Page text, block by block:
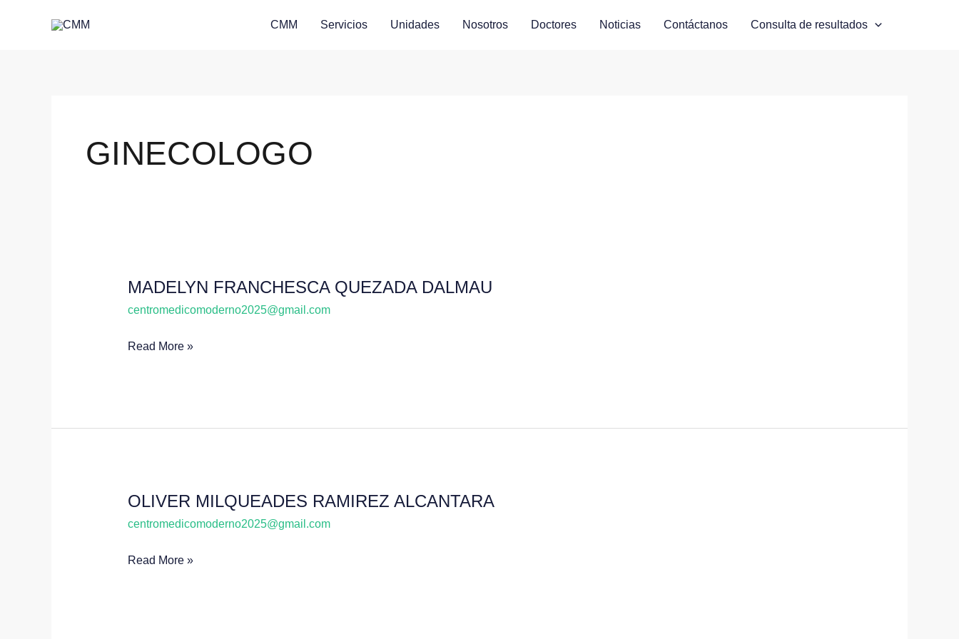
CMM Servicios Unidades Nosotros Doctores Noticias Contáctanos Consulta de resultados
GINECOLOGO
MADELYN FRANCHESCA QUEZADA DALMAU
centromedicomoderno2025@gmail.com
MADELYN
FRANCHESCA
Read More »
OLIVER MILQUEADES RAMIREZ ALCANTARA
centromedicomoderno2025@gmail.com
OLIVER
MILQUEADES
Read More »